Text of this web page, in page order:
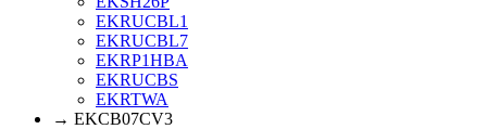
EKRUCBL1
EKRUCBL7
EKRP1HBA
EKRUCBS
EKRTWA
→ EKCB07CV3